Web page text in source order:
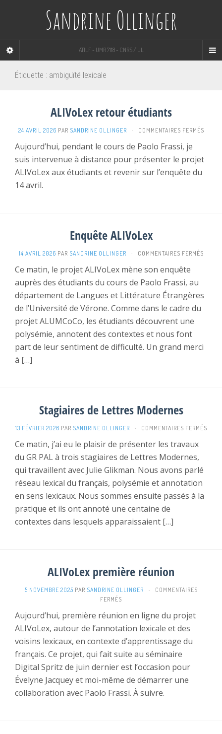
Sandrine Ollinger
ATILF - UMR 7118 - CNRS / UL
Étiquette : ambiguïté lexicale
ALIVoLex retour étudiants
24 AVRIL 2026 PAR SANDRINE OLLINGER · COMMENTAIRES FERMÉSSUR
Aujourd’hui, pendant le cours de Paolo Frassi, je
suis intervenue à distance pour présenter le projet
ALIVoLex aux étudiants et revenir sur l’enquête du
14 avril.
Enquête ALIVoLex
14 AVRIL 2026 PAR SANDRINE OLLINGER · COMMENTAIRES FERMÉSSUR
Ce matin, le projet ALIVoLex mène son enquête
auprès des étudiants du cours de Paolo Frassi, au
département de Langues et Littérature Étrangères
de l’Université de Vérone. Comme dans le cadre du
projet ALUMCoCo, les étudiants découvrent une
polysémie, annotent des contextes et nous font
part de leur sentiment de difficulté. Un grand merci
à […]
Stagiaires de Lettres Modernes
13 FÉVRIER 2026 PAR SANDRINE OLLINGER · COMMENTAIRES FERMÉSSUR
Ce matin, j’ai eu le plaisir de présenter les travaux
du GR PAL à trois stagiaires de Lettres Modernes,
qui travaillent avec Julie Glikman. Nous avons parlé
réseau lexical du français, polysémie et annotation
en sens lexicaux. Nous sommes ensuite passés à la
pratique et ils ont annoté une centaine de
contextes dans lesquels apparaissaient […]
ALIVoLex première réunion
5 NOVEMBRE 2025 PAR SANDRINE OLLINGER ·
COMMENTAIRES
FERMÉS
PREMIÈRE
RÉUNION
Aujourd’hui, première réunion en ligne du projet
ALIVoLex, autour de l’annotation lexicale et des
voisins lexicaux, en contexte d’apprentissage du
français. Ce projet, qui fait suite au séminaire
Digital Spritz de juin dernier est l’occasion pour
Évelyne Jacquey et moi-même de démarrer une
collaboration avec Paolo Frassi. À suivre.